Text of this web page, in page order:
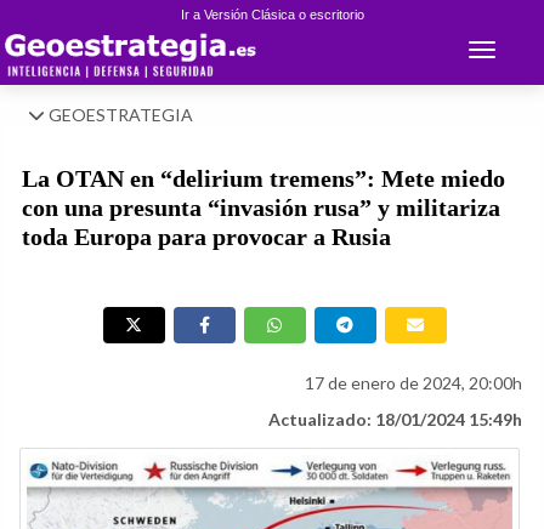
Ir a Versión Clásica o escritorio
Toggle
GEOESTRATEGIA
La OTAN en “delirium tremens”: Mete miedo
con una presunta “invasión rusa” y militariza
toda Europa para provocar a Rusia
17 de enero de 2024, 20:00h
Actualizado: 18/01/2024 15:49h